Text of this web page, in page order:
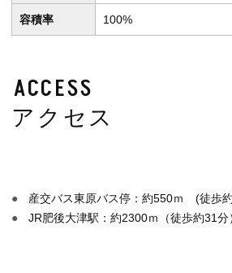
容積率 100%
ACCESS
アクセス
産交バス東原バス停：約550ｍ (徒歩約
JR肥後大津駅：約2300ｍ（徒歩約31分